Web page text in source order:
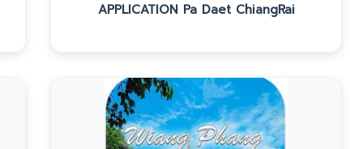
APPLICATION Pa Daet ChiangRai